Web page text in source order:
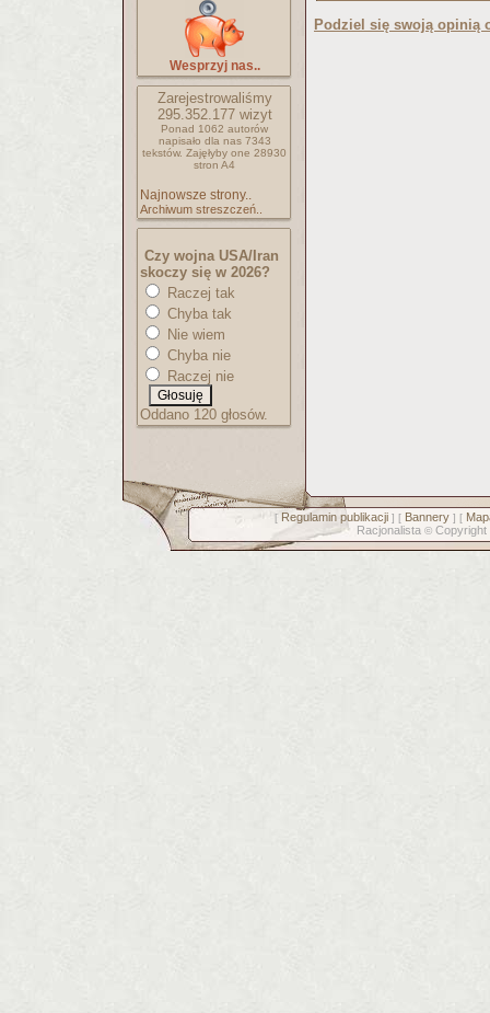
Wesprzyj nas..
Zarejestrowaliśmy
295.352.177wizyt
Ponad 1062 autorów
napisało dla nas 7343
tekstów. Zajęłyby one 28930
stron A4
Najnowsze strony..
Archiwum streszczeń..
Czy wojna USA/Iran
skoczy się w 2026?
Raczej tak
Chyba tak
Nie wiem
Chyba nie
Raczej nie
Oddano 120 głosów.
Podziel się swoją opinią
[ Regulamin publikacji] [ Bannery] [
Racjonalista © Copyright